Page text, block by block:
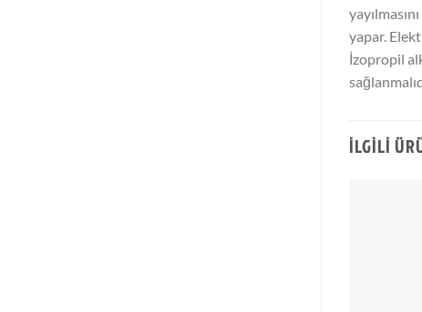
yapar.
İzopropil
İLGILI